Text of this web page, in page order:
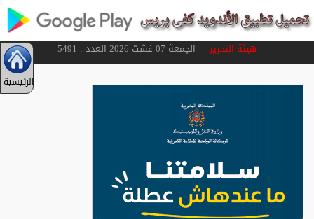
هيئة التحريرالجمعة 07 غشت 2026 العدد : 5491
الرئيسية